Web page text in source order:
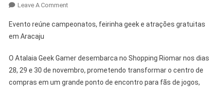
Leave A CommentOn
Geek
Maratona
De
Jogos
Evento reúne campeonatos, feirinha geek e atrações gratuitas
em Aracaju
O Atalaia Geek Gamer desembarca no Shopping Riomar nos dias
28, 29 e 30 de novembro, prometendo transformar o centro de
compras em um grande ponto de encontro para fãs de jogos,